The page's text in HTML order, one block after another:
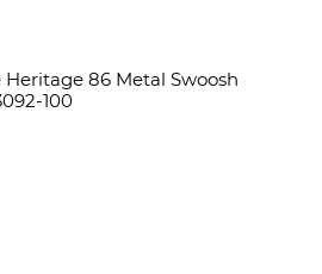
86 Metal Swoosh
100